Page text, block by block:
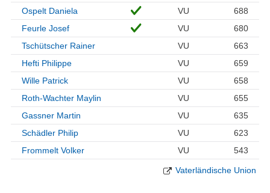
Ospelt Daniela
VU
688
Feurle Josef
VU
680
Tschütscher Rainer
VU
663
Hefti Philippe
VU
659
Wille Patrick
VU
658
Roth-Wachter Maylin
VU
655
Gassner Martin
VU
635
Schädler Philip
VU
623
Frommelt Volker
VU 543
Vaterländische Union